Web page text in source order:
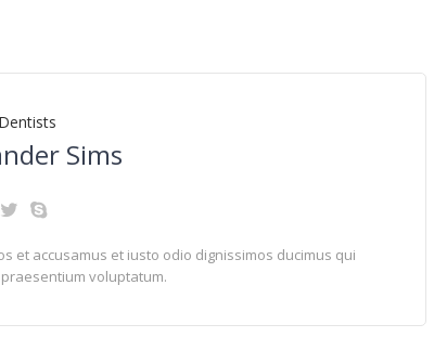
Sims
et accusamus et iusto odio dignissimos ducimus qui
voluptatum.